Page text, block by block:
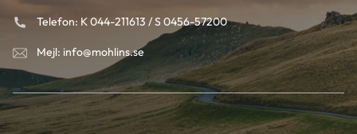
Telefon: K 044-211613 / S 0456-57200
Mejl: info@mohlins.se